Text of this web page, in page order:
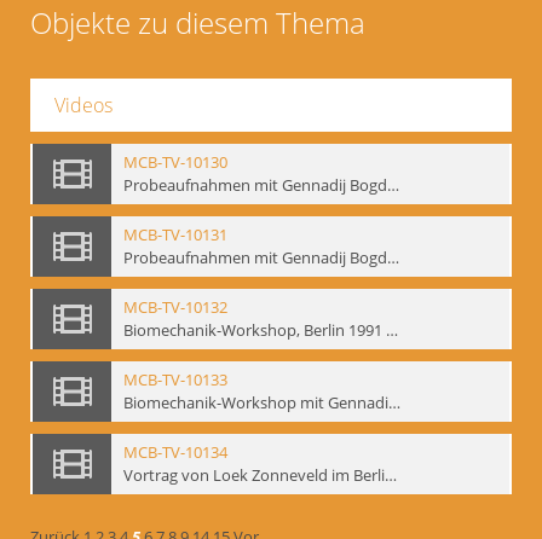
Objekte zu diesem Thema
Videos
MCB-TV-10130
Probeaufnahmen mit Gennadij Bogdanow und Aufnahmen von Biomechanik-Workshop, Berlin 1991 - Interne Signatur: BM-vid-46
MCB-TV-10131
Probeaufnahmen mit Gennadij Bogdanow und Aufnahmen von Biomechanik-Workshop, Berlin 1991, Ausschnitt 2 - Interne Signatur: BM-vid-46_A2
MCB-TV-10132
Biomechanik-Workshop, Berlin 1991 und Probeaufnahmen mit Gennadij Bogdanow - Interne Signatur: BM-vid-47
MCB-TV-10133
Biomechanik-Workshop mit Gennadij Bogdanow, Berlin 1991 - Interne Signatur: BM-vid-48
MCB-TV-10134
Vortrag von Loek Zonneveld im Berliner Ensemble am 04.10.1991 - Interne Signatur: BM-vid-49